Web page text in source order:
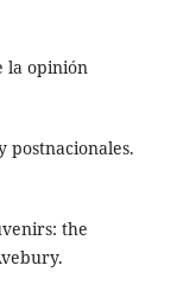
la opinión
y postnacionales.
the